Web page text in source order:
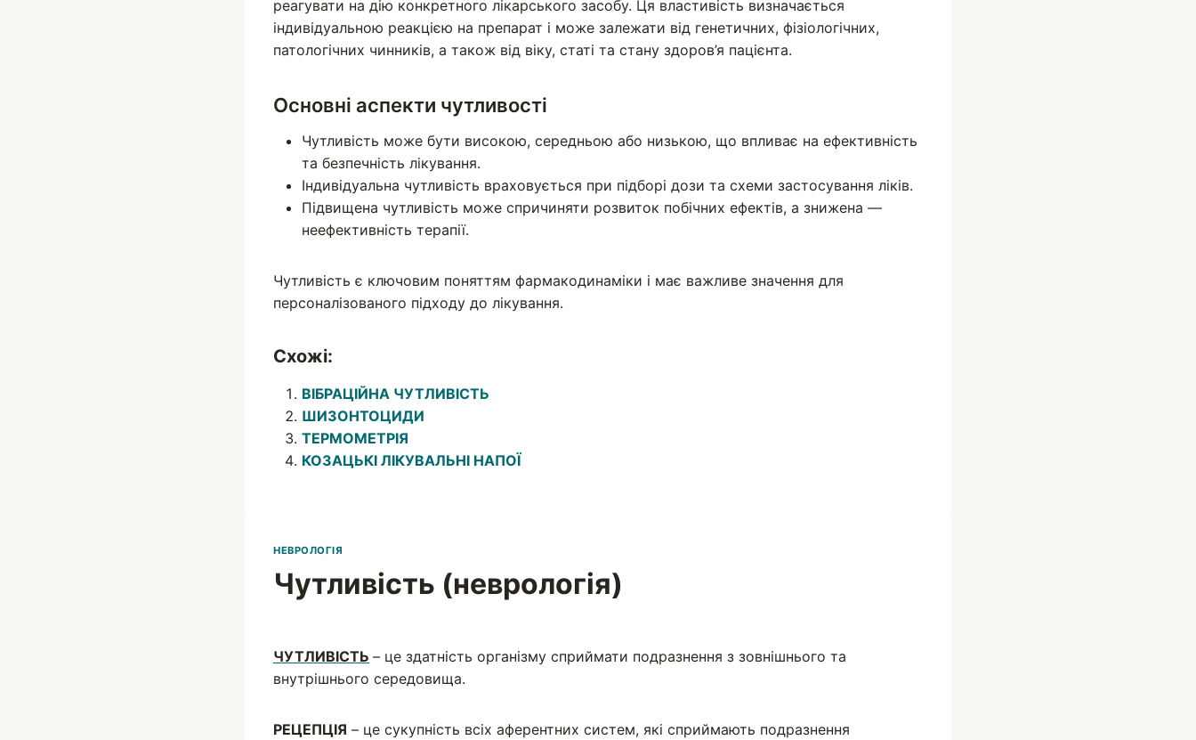
реагувати на дію конкретного лікарського засобу. Ця властивість визначається
індивідуальною реакцією на препарат і може залежати від генетичних, фізіологічних,
патологічних чинників, а також від віку, статі та стану здоров’я пацієнта.
Основні аспекти чутливості
Чутливість може бути високою, середньою або низькою, що впливає на ефективність
та безпечність лікування.
Індивідуальна чутливість враховується при підборі дози та схеми застосування ліків.
Підвищена чутливість може спричиняти розвиток побічних ефектів, а знижена —
неефективність терапії.
Чутливість є ключовим поняттям фармакодинаміки і має важливе значення для
персоналізованого підходу до лікування.
Схожі:
ВІБРАЦІЙНА ЧУТЛИВІСТЬ
ШИЗОНТОЦИДИ
ТЕРМОМЕТРІЯ
КОЗАЦЬКІ ЛІКУВАЛЬНІ НАПОЇ
НЕВРОЛОГІЯ
Чутливість (неврологія)
Вадим
ЧУТЛИВІСТЬ – це здатність організму сприймати подразнення з зовнішнього та
внутрішнього середовища.
РЕЦЕПЦІЯ – це сукупність всіх аферентних систем, які сприймають подразнення